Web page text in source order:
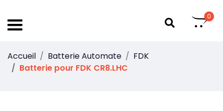
0
Accueil Batterie Automate
FDK
Batterie pour FDK CR8.LHC